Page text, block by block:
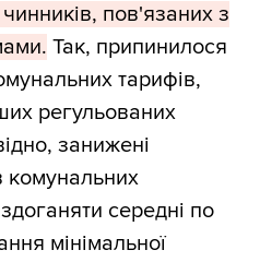
пов'язаних з
Так, припинилося
тарифів,
регульованих
занижені
комунальних
середні по
мінімальної